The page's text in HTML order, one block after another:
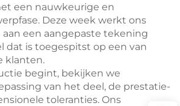
een nauwkeurige en
Deze week werkt ons
een aangepaste tekening
dat is toegespitst op een van
klanten.
begint, bekijken we
van het deel, de prestatie-
toleranties. Ons